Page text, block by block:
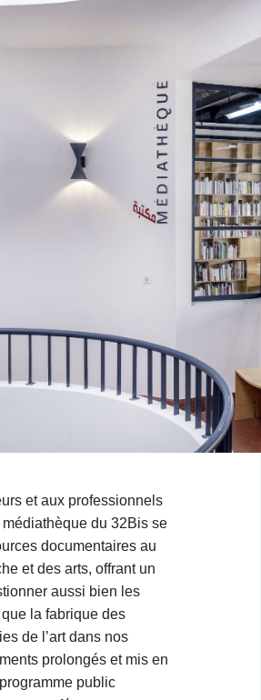
et aux professionnels
médiathèque du 32Bis se
documentaires au
et des arts, offrant un
aussi bien les
la fabrique des
de l’art dans nos
prolongés et mis en
public